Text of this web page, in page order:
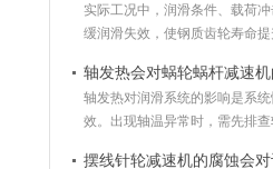
实际工况中，润滑条件、载荷
缓润滑失效，使钢质齿轮寿命
轴发热会对蜗轮蜗杆减速
轴发热对润滑系统的影响是系
效。出现轴温异常时，需先排
摆线针轮减速机的腐蚀会